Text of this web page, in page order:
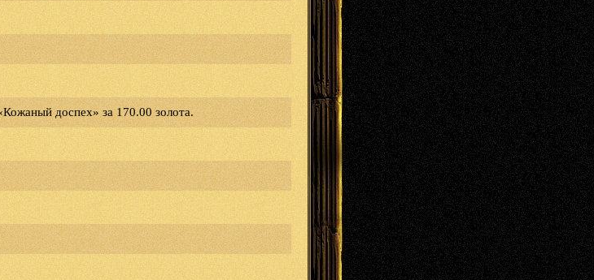
доспех» за 170.00 золота.